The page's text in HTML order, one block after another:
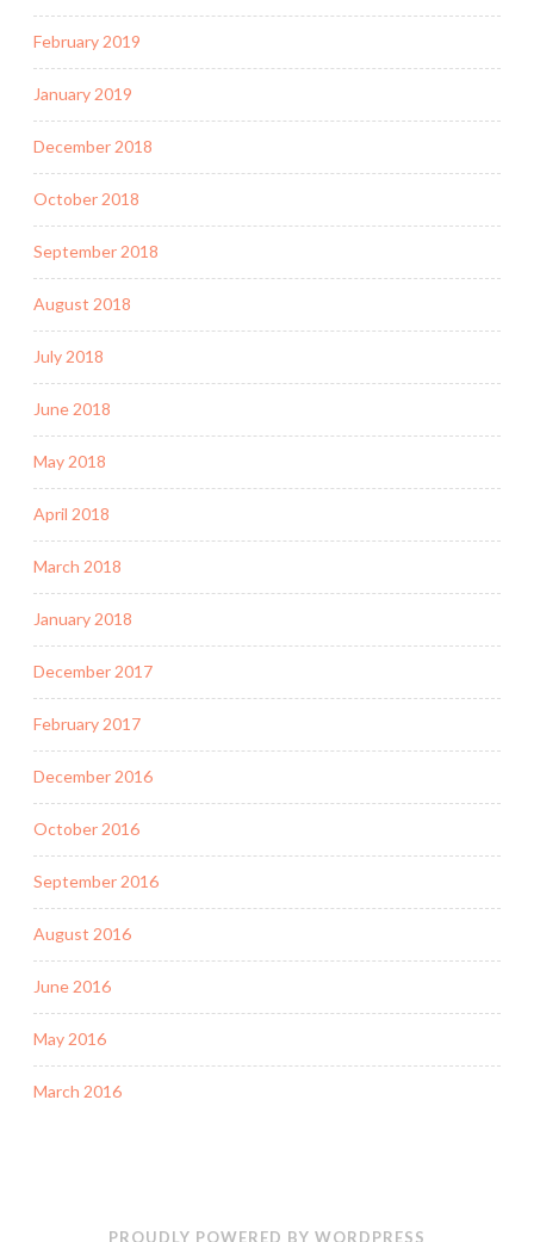
February 2019
January 2019
December 2018
October 2018
September 2018
August 2018
July 2018
June 2018
May 2018
April 2018
March 2018
January 2018
December 2017
February 2017
December 2016
October 2016
September 2016
August 2016
June 2016
May 2016
March 2016
PROUDLY POWERED BY WORDPRESS